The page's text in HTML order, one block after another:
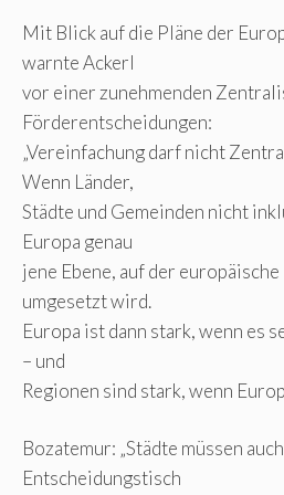
Mit Blick auf die Pläne der
warnte Ackerl
vor einer zunehmenden
Förderentscheidungen:
„Vereinfachung darf nicht
Wenn Länder,
Städte und Gemeinden nicht
Europa genau
jene Ebene, auf der
umgesetzt wird.
Europa ist dann stark, wenn es
– und
Regionen sind stark, wenn
Bozatemur: „Städte müssen
Entscheidungstisch